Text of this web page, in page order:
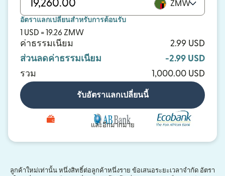
ZMW
อัตราแลกเปลี่ยนสำหรับการต้อนรับ
1 USD = 19.26 ZMW
ค่าธรรมเนียม
2.99 USD
ส่วนลดค่าธรรมเนียม
-2.99 USD
รวม
1,000.00 USD
รับอัตราแลกเปลี่ยนนี้
และอีกมากมาย
ลูกค้าใหม่เท่านั้น หนึ่งสิทธิ์ต่อลูกค้าหนึ่งราย ข้อเสนอระยะเวลาจำกัด อัตรา